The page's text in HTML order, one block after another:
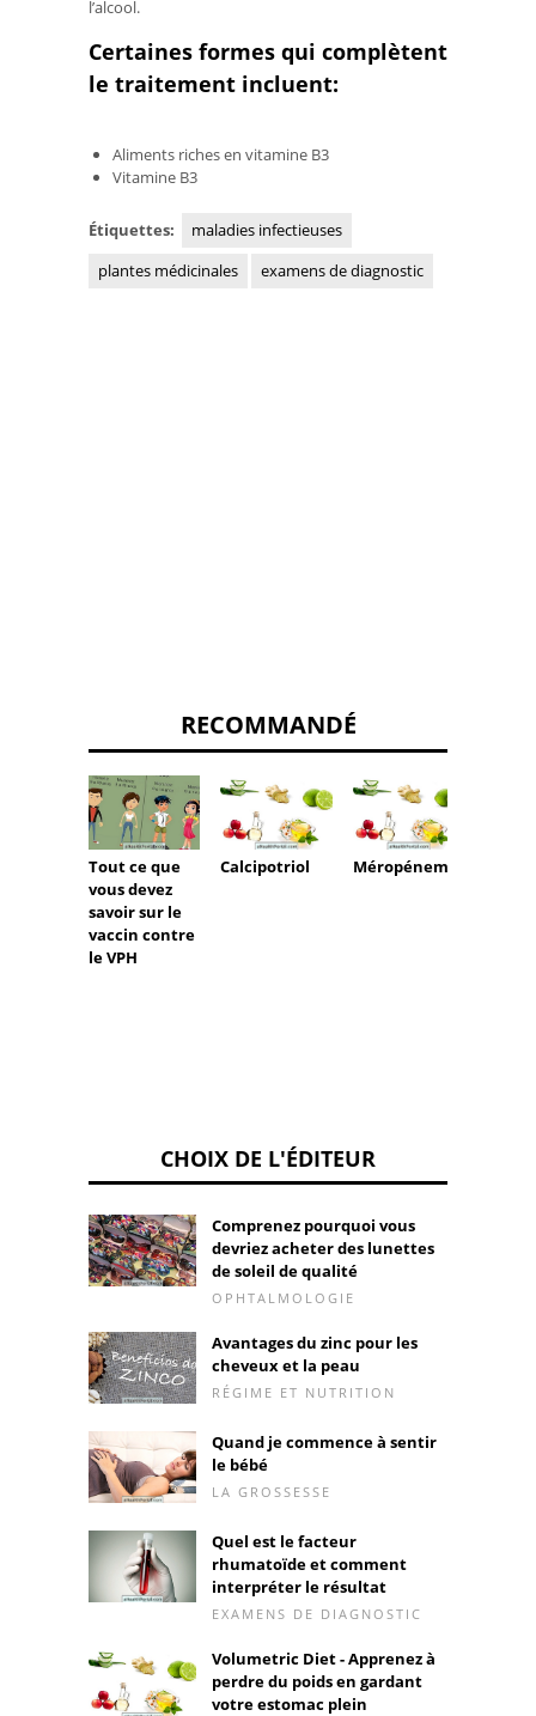
l’alcool.
Certaines formes qui complètent
le traitement incluent:
Aliments riches en vitamine B3
Vitamine B3
Étiquettes:
maladies infectieuses
plantes médicinales
examens de diagnostic
RECOMMANDÉ
Tout ce que
vous devez
savoir sur le
vaccin contre
le VPH
Calcipotriol Méropénem
CHOIX DE L'ÉDITEUR
Comprenez pourquoi vous
devriez acheter des lunettes
de soleil de qualité
OPHTALMOLOGIE
Avantages du zinc pour les
cheveux et la peau
RÉGIME ET NUTRITION
Quand je commence à sentir
le bébé
LA GROSSESSE
Quel est le facteur
rhumatoïde et comment
interpréter le résultat
EXAMENS DE DIAGNOSTIC
Volumetric Diet - Apprenez à
perdre du poids en gardant
votre estomac plein